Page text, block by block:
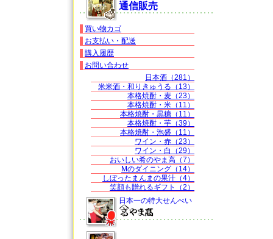
通信販売
買い物カゴ
お支払い・配送
購入履歴
お問い合わせ
日本酒（281）
米米酒・和りきゅうる（13）
本格焼酎・麦（23）
本格焼酎・米（11）
本格焼酎・黒糖（11）
本格焼酎・芋（39）
本格焼酎・泡盛（11）
ワイン・赤（23）
ワイン・白（29）
おいしい肴のやま高（7）
Mのダイニング（14）
しぼったまんまの果汁（4）
笑顔も贈れるギフト（2）
日本一の特大せんべい